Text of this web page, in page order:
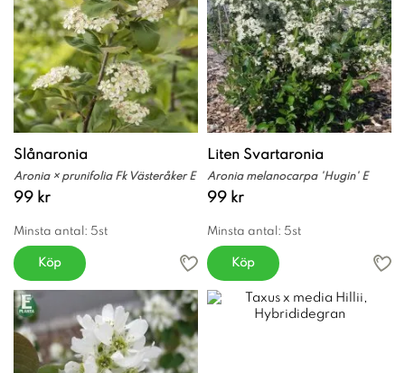
Slånaronia
Aronia × prunifolia Fk Västeråker E
99 kr
Minsta antal: 5st
Köp
Liten Svartaronia
Aronia melanocarpa 'Hugin' E
99 kr
Minsta antal: 5st
Köp